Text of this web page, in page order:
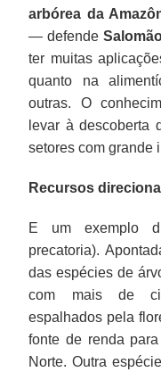
arbórea da
— defende
ter muitas
quanto na
outras. O
levar à descoberta
setores com grande
Recursos
E um exemplo
precatoria).
das espécies de
com mais de
espalhados pela
fonte de renda
Norte. Outra